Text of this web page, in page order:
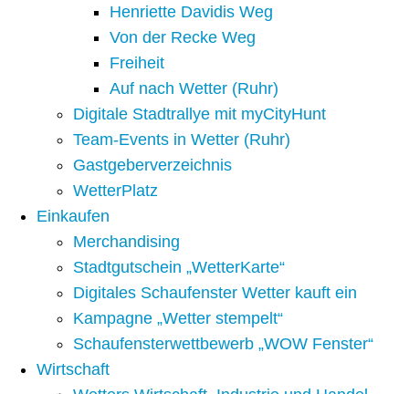
Henriette Davidis Weg
Von der Recke Weg
Freiheit
Auf nach Wetter (Ruhr)
Digitale Stadtrallye mit myCityHunt
Team-Events in Wetter (Ruhr)
Gastgeberverzeichnis
WetterPlatz
Einkaufen
Merchandising
Stadtgutschein „WetterKarte“
Digitales Schaufenster Wetter kauft ein
Kampagne „Wetter stempelt“
Schaufensterwettbewerb „WOW Fenster“
Wirtschaft